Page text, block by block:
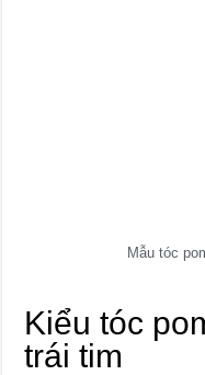
Mẫu tóc
Kiểu tóc
trái tim